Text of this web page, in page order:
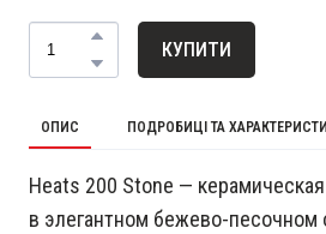
КУПИТИ
ОПИС ПОДРОБИЦІ ТА
Heats 200 Stone —
в элегантном бежево-песочном